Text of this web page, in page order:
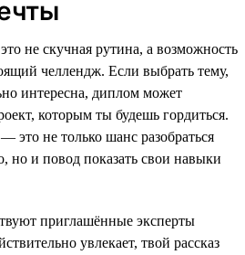
не скучная рутина, а возможность
челлендж. Если выбрать тему,
интересна, диплом может
которым ты будешь гордиться.
это не только шанс разобраться
но и повод показать свои навыки
приглашённые эксперты
увлекает, твой рассказ